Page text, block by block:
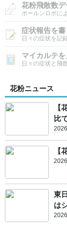
花粉飛散数デ
ポールンロボに
症状報告を書
日々の症状を記
マイカルテを
日々の症状と飛
花粉ニュース
【
比
【
東
は